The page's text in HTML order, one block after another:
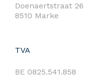
Doenaertstraat 26
8510 Marke
TVA
BE 0825.541.858